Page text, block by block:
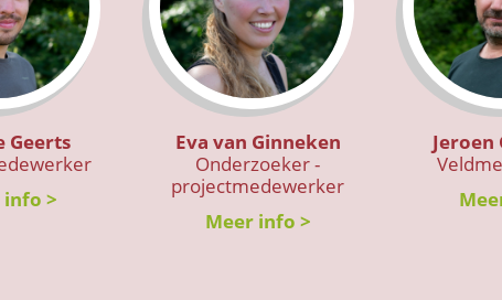
Geerts
info >
Eva van Ginneken
Onderzoeker -
projectmedewerker
Meer info >
Jeroen